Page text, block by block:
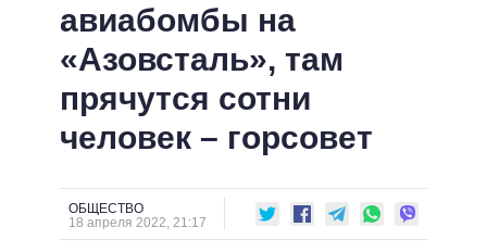
СОБЫТИЯ
СТАТЬИ
ОБЗОРЫ
ДАЙДЖЕСТЫ
ЭКОНОМИКА
ОБЩЕСТВО
МИР
ПОЛИТИКИ
ПРЕЗИДЕНТ И ОФИС
ВЕРХОВНАЯ РАДА
ГЛАВЫ ОБЛАДМИНИСТРАЦИЙ
МЭРЫ
ИНФОГРАФИКА
ВИДЕО
СРАВНЕНИЕ ПОЛИТИКОВ
авиабомбы на
«Азовсталь», там
прячутся сотни
человек – горсовет
ОБЩЕСТВО
18 апреля 2022, 21:17